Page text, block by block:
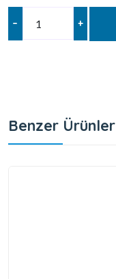
– +
Benzer Ürünler